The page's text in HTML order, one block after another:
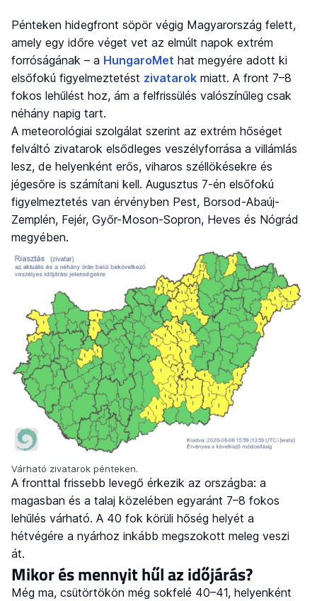
Pénteken hidegfront söpör végig Magyarország felett,
amely egy időre véget vet az elmúlt napok extrém
forróságának – a HungaroMet hat megyére adott ki
elsőfokú figyelmeztetést zivatarok miatt. A front 7–8
fokos lehűlést hoz, ám a felfrissülés valószínűleg csak
néhány napig tart.
A meteorológiai szolgálat szerint az extrém hőséget
felváltó zivatarok elsődleges veszélyforrása a villámlás
lesz, de helyenként erős, viharos széllökésekre és
jégesőre is számítani kell. Augusztus 7-én elsőfokú
figyelmeztetés van érvényben Pest, Borsod-Abaúj-
Zemplén, Fejér, Győr-Moson-Sopron, Heves és Nógrád
megyében.
Várható zivatarok pénteken.
A fronttal frissebb levegő érkezik az országba: a
magasban és a talaj közelében egyaránt 7–8 fokos
lehűlés várható. A 40 fok körüli hőség helyét a
hétvégére a nyárhoz inkább megszokott meleg veszi
át.
Mikor és mennyit hűl az időjárás?
Még ma, csütörtökön még sokfelé 40–41, helyenként